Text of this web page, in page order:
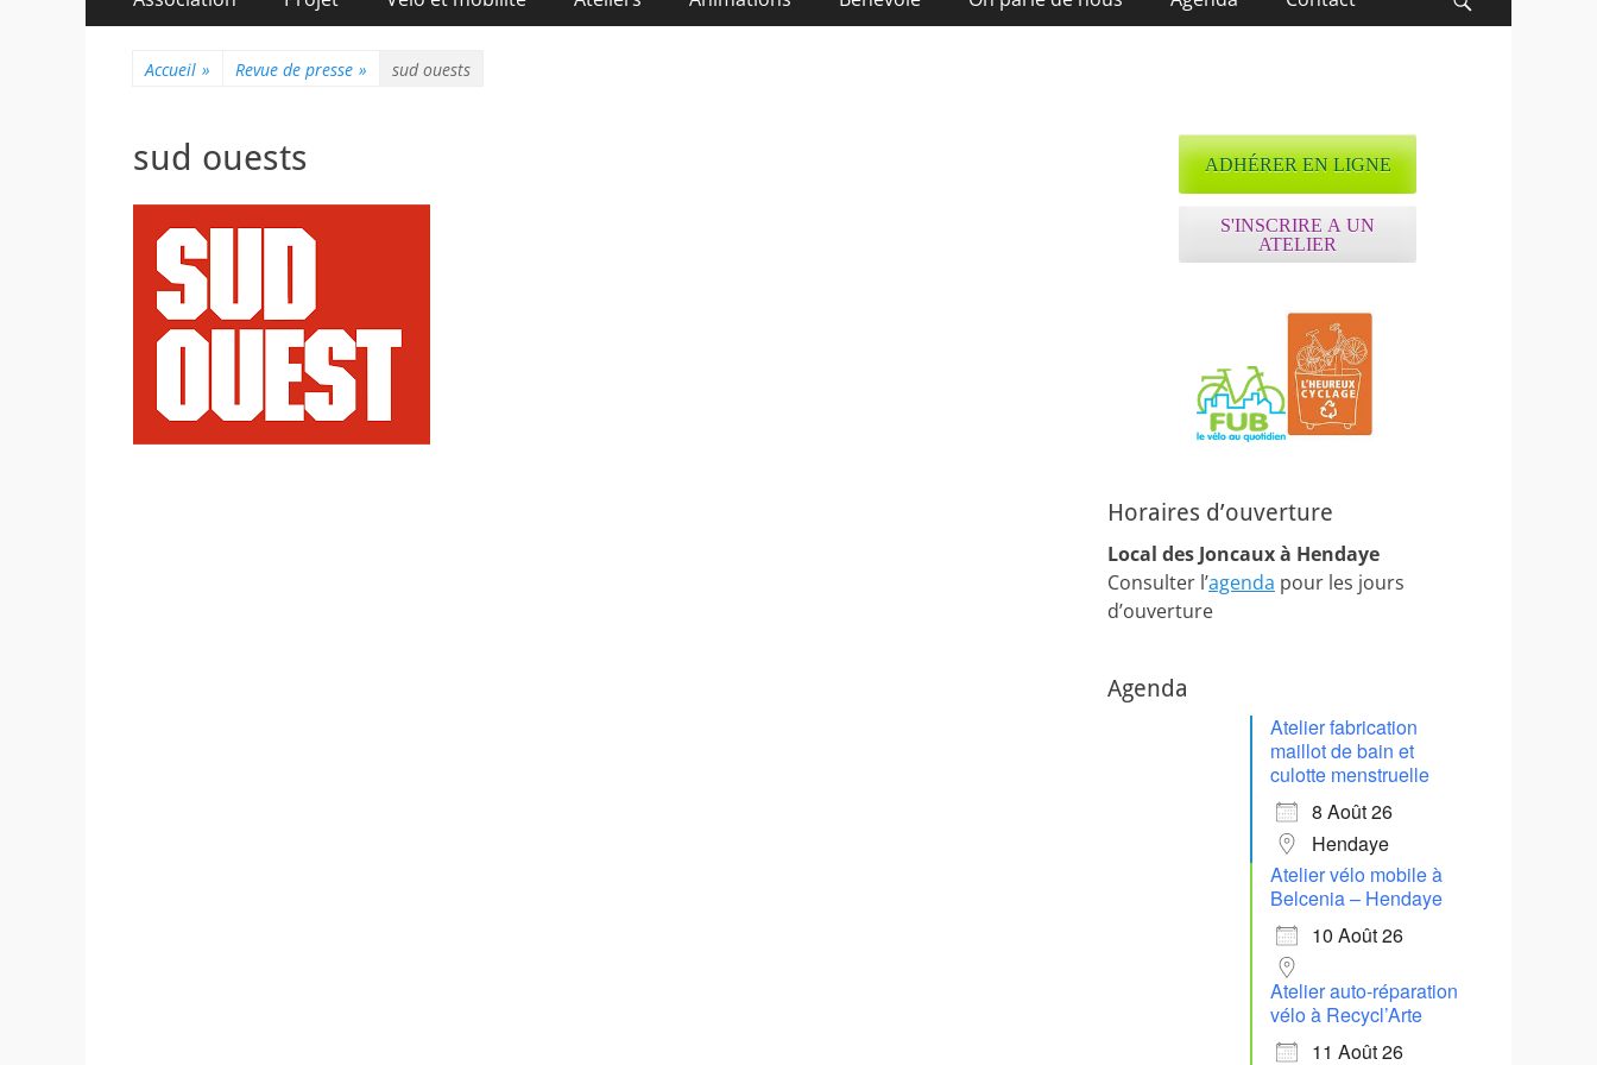
principal
Accueil » Revue de presse » sud ouests
sud ouests ADHÉRER EN LIGNE
S'INSCRIRE A UN
ATELIER
Horaires d’ouverture
Local des Joncaux à Hendaye
Consulter l’agenda pour les jours
d’ouverture
Agenda
Atelier fabrication
maillot de bain et
culotte menstruelle
8 Août 26
Hendaye
Atelier vélo mobile à
Belcenia – Hendaye
10 Août 26
Atelier auto-réparation
vélo à Recycl’Arte
11 Août 26